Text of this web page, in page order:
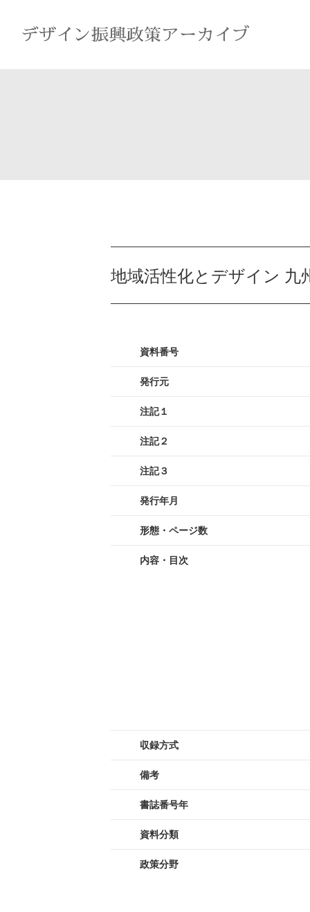
地域活性化とデザイン
資料番号
発行元
注記１
注記２
注記３
発行年月
形態・ページ数
内容・目次
収録方式
備考
書誌番号年
資料分類
政策分野